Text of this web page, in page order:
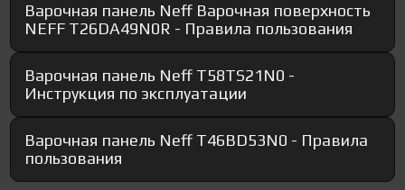
Варочная панель Neff Варочная поверхность
NEFF T26DA49N0R - Правила пользования
Варочная панель Neff T58TS21N0 -
Инструкция по эксплуатации
Варочная панель Neff T46BD53N0 - Правила
пользования